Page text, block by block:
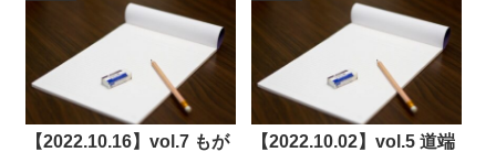
【2022.10.16】vol.7 もが
【2022.10.02】vol.5 道端